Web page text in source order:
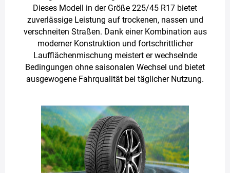
Dieses Modell in der Größe 225/45 R17 bietet
zuverlässige Leistung auf trockenen, nassen und
verschneiten Straßen. Dank einer Kombination aus
moderner Konstruktion und fortschrittlicher
Laufflächenmischung meistert er wechselnde
Bedingungen ohne saisonalen Wechsel und bietet
ausgewogene Fahrqualität bei täglicher Nutzung.